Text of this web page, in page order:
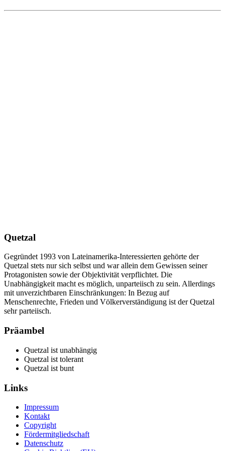
Quetzal
Gegründet 1993 von Lateinamerika-Interessierten gehörte der
Quetzal stets nur sich selbst und war allein dem Gewissen seiner
Protagonisten sowie der Objektivität verpflichtet. Die
Unabhängigkeit macht es möglich, unparteiisch zu sein. Allerdings
mit unverzichtbaren Einschränkungen: In Bezug auf
Menschenrechte, Frieden und Völkerverständigung ist der Quetzal
sehr parteiisch.
Präambel
Quetzal ist unabhängig
Quetzal ist tolerant
Quetzal ist bunt
Links
Impressum
Kontakt
Copyright
Fördermitgliedschaft
Datenschutz